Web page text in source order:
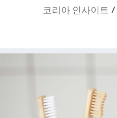
코리아 인사이트 /